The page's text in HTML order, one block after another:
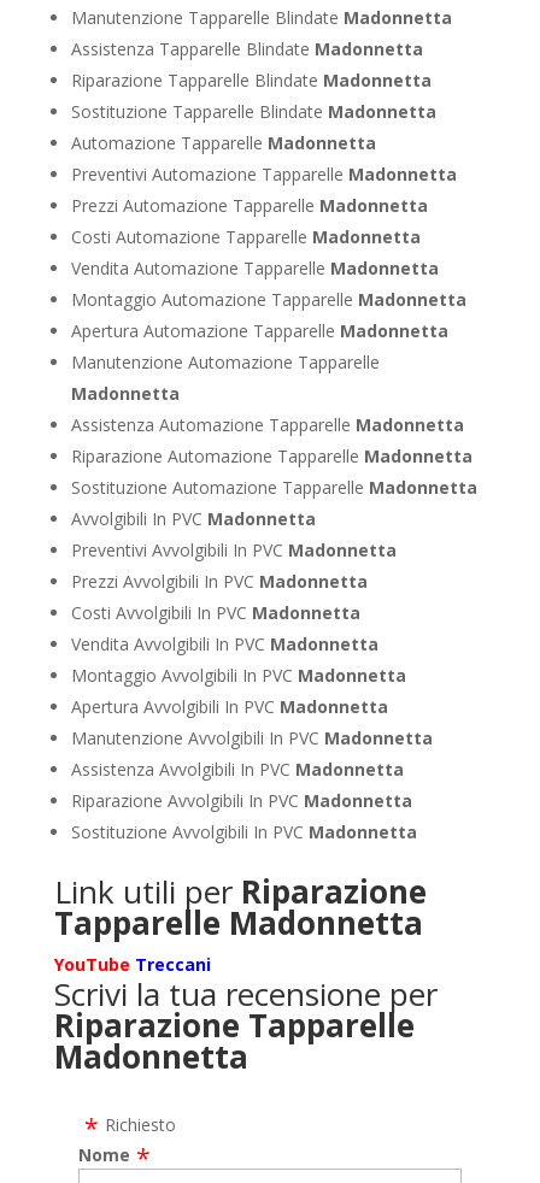
Manutenzione Tapparelle Blindate Madonnetta
Assistenza Tapparelle Blindate Madonnetta
Riparazione Tapparelle Blindate Madonnetta
Sostituzione Tapparelle Blindate Madonnetta
Automazione Tapparelle Madonnetta
Preventivi Automazione Tapparelle Madonnetta
Prezzi Automazione Tapparelle Madonnetta
Costi Automazione Tapparelle Madonnetta
Vendita Automazione Tapparelle Madonnetta
Montaggio Automazione Tapparelle Madonnetta
Apertura Automazione Tapparelle Madonnetta
Manutenzione Automazione Tapparelle
Madonnetta
Assistenza Automazione Tapparelle Madonnetta
Riparazione Automazione Tapparelle Madonnetta
Sostituzione Automazione Tapparelle Madonnetta
Avvolgibili In PVC Madonnetta
Preventivi Avvolgibili In PVC Madonnetta
Prezzi Avvolgibili In PVC Madonnetta
Costi Avvolgibili In PVC Madonnetta
Vendita Avvolgibili In PVC Madonnetta
Montaggio Avvolgibili In PVC Madonnetta
Apertura Avvolgibili In PVC Madonnetta
Manutenzione Avvolgibili In PVC Madonnetta
Assistenza Avvolgibili In PVC Madonnetta
Riparazione Avvolgibili In PVC Madonnetta
Sostituzione Avvolgibili In PVC Madonnetta
Link utili per Riparazione
Tapparelle Madonnetta
YouTube Treccani
Scrivi la tua recensione per
Riparazione Tapparelle
Madonnetta
Richiesto
Nome